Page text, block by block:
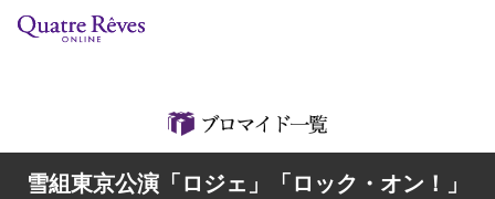
雪組東京公演「ロジェ」「ロック・オン！」